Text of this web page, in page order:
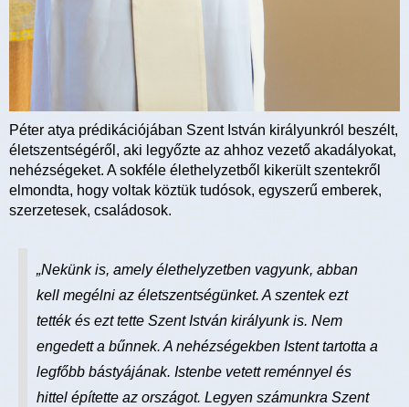
Péter atya prédikációjában Szent István királyunkról beszélt,
életszentségéről, aki legyőzte az ahhoz vezető akadályokat,
nehézségeket. A sokféle élethelyzetből kikerült szentekről
elmondta, hogy voltak köztük tudósok, egyszerű emberek,
szerzetesek, családosok.
„Nekünk is, amely élethelyzetben vagyunk, abban
kell megélni az életszentségünket. A szentek ezt
tették és ezt tette Szent István királyunk is. Nem
engedett a bűnnek. A nehézségekben Istent tartotta a
legfőbb bástyájának. Istenbe vetett reménnyel és
hittel építette az országot. Legyen számunkra Szent